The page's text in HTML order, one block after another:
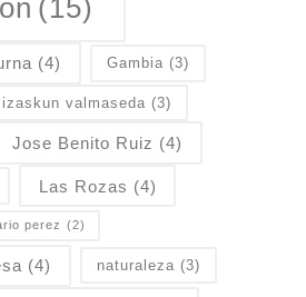
(15)
(4) Gambia (3)
izaskun valmaseda (3)
Jose Benito Ruiz (4)
Las Rozas (4)
perez (2)
(4) naturaleza (3)